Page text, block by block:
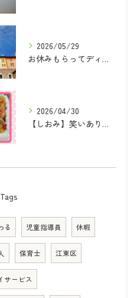
2026/05/29
お休みもらってディズニーシーへ行ってきました！
2026/04/30
【しおみ】笑いあり、感動あり！『進学・進級おめでとうの会』を開催しました♪
Tags
る 児童指導員 休暇
保育士 江東区
サービス